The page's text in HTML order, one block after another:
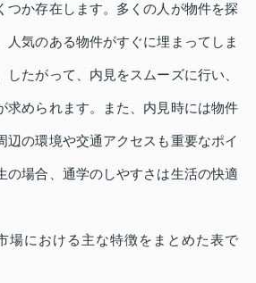
つか存在します。多くの人が物件を探
人気のある物件がすぐに埋まってしま
したがって、内見をスムーズに行い、
求められます。また、内見時には物件
辺の環境や交通アクセスも重要なポイ
の場合、通学のしやすさは生活の快適
場における主な特徴をまとめた表で